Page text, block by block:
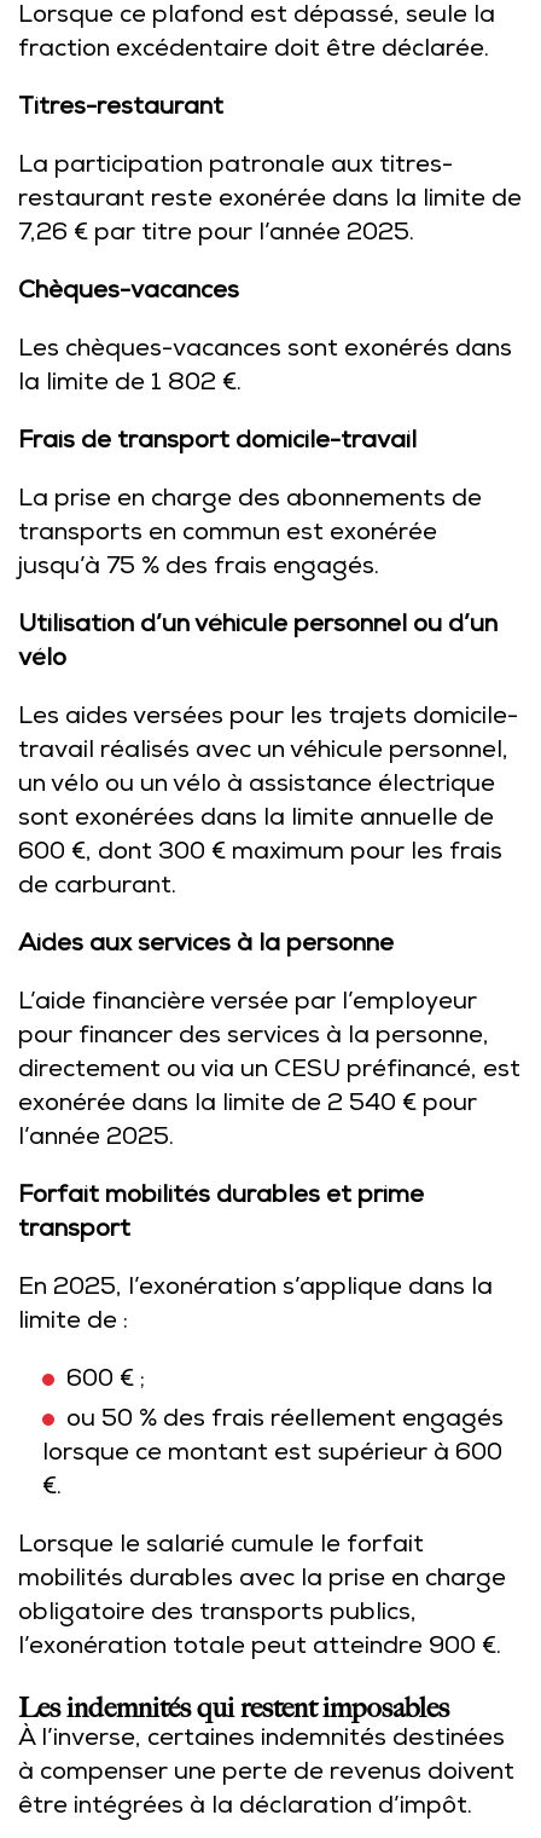
Lorsque ce plafond est dépassé, seule la
fraction excédentaire doit être déclarée.
Titres-restaurant
La participation patronale aux titres-
restaurant reste exonérée dans la limite de
7,26 € par titre pour l’année 2025.
Chèques-vacances
Les chèques-vacances sont exonérés dans
la limite de 1 802 €.
Frais de transport domicile-travail
La prise en charge des abonnements de
transports en commun est exonérée
jusqu’à 75 % des frais engagés.
Utilisation d’un véhicule personnel ou d’un
vélo
Les aides versées pour les trajets domicile-
travail réalisés avec un véhicule personnel,
un vélo ou un vélo à assistance électrique
sont exonérées dans la limite annuelle de
600 €, dont 300 € maximum pour les frais
de carburant.
Aides aux services à la personne
L’aide financière versée par l’employeur
pour financer des services à la personne,
directement ou via un CESU préfinancé, est
exonérée dans la limite de 2 540 € pour
l’année 2025.
Forfait mobilités durables et prime
transport
En 2025, l’exonération s’applique dans la
limite de :
600 € ;
ou 50 % des frais réellement engagés
lorsque ce montant est supérieur à 600
€.
Lorsque le salarié cumule le forfait
mobilités durables avec la prise en charge
obligatoire des transports publics,
l’exonération totale peut atteindre 900 €.
Les indemnités qui restent imposables
À l’inverse, certaines indemnités destinées
à compenser une perte de revenus doivent
être intégrées à la déclaration d’impôt.